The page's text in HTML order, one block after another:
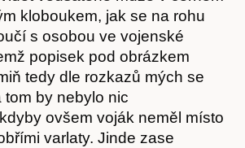
O nás
kloboukem, jak se na rohu
s osobou ve vojenské
popisek pod obrázkem
tedy dle rozkazů mých se
tom by nebylo nic
ovšem voják neměl místo
varlaty. Jinde zase